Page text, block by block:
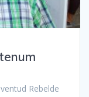
Rebelde